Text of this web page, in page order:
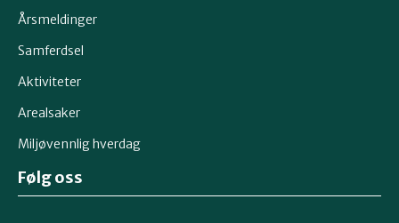
Årsmeldinger
Samferdsel
Aktiviteter
Arealsaker
Miljøvennlig hverdag
Følg oss